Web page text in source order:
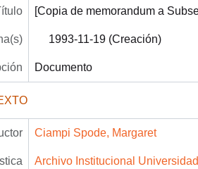
[Copia de memorandum a
1993-11-19 (Creación)
Documento
Ciampi Spode, Margaret
Archivo Institucional